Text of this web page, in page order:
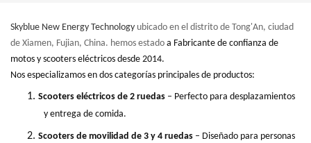
Skyblue New Energy Technology ubicado en el distrito de Tong'An, ciudad
de Xiamen, Fujian, China. hemos estado a Fabricante de confianza de
motos y scooters eléctricos desde 2014.
Nos especializamos en dos categorías principales de productos:
1. Scooters eléctricos de 2 ruedas – Perfecto para desplazamientos
y entrega de comida.
2. Scooters de movilidad de 3 y 4 ruedas – Diseñado para personas